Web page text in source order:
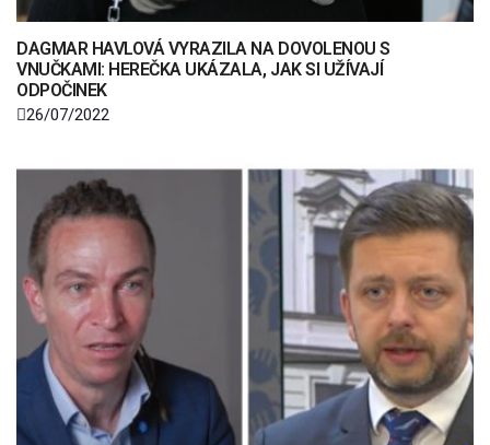
DAGMAR HAVLOVÁ VYRAZILA NA DOVOLENOU S
VNUČKAMI: HEREČKA UKÁZALA, JAK SI UŽÍVAJÍ
ODPOČINEK
26/07/2022